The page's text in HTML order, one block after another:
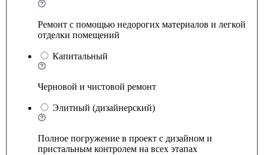
Ремонт с помощью недорогих материалов и легкой
отделки помещений
Капитальный
Черновой и чистовой ремонт
Элитный (дизайнерский)
Полное погружение в проект с дизайном и
пристальным контролем на всех этапах